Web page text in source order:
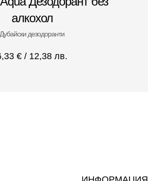
алкохол
Дубайски дезодоранти
€ / 12,38 лв.